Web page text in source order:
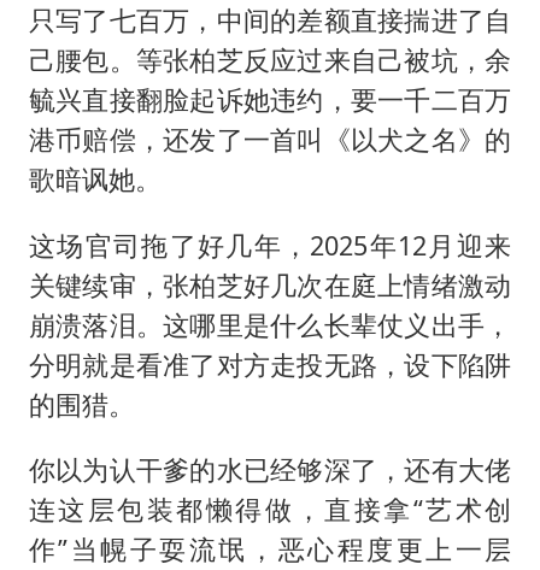
只写了七百万，中间的差额直接揣进了自
己腰包。等张柏芝反应过来自己被坑，余
毓兴直接翻脸起诉她违约，要一千二百万
港币赔偿，还发了一首叫《以犬之名》的
歌暗讽她。
这场官司拖了好几年，2025年12月迎来
关键续审，张柏芝好几次在庭上情绪激动
崩溃落泪。这哪里是什么长辈仗义出手，
分明就是看准了对方走投无路，设下陷阱
的围猎。
你以为认干爹的水已经够深了，还有大佬
连这层包装都懒得做，直接拿“艺术创
作”当幌子耍流氓，恶心程度更上一层